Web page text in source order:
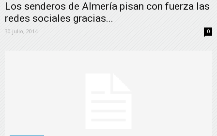
Los senderos de Almería pisan con fuerza las
redes sociales gracias...
30 julio, 2014 0